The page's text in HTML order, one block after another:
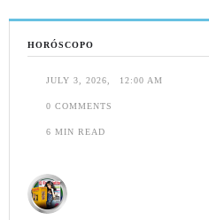
HORÓSCOPO
JULY 3, 2026 12:00 AM
0 COMMENTS
6 MIN READ